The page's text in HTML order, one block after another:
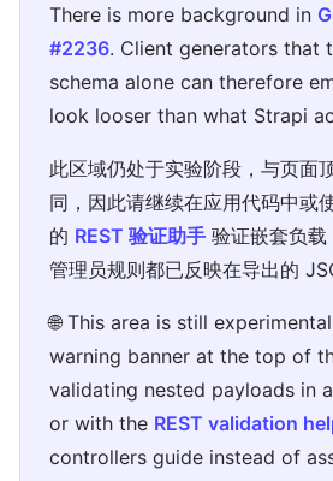
There is more background in
#2236. Client generators that
schema alone can therefore
look looser than what Strapi
此区域仍处于实验阶段，与页面
同，因此请继续在应用代码中或
的 REST 验证助手 验证嵌套负载
管理员规则都已反映在导出的
🌐 This area is still
warning banner at the top of
validating nested payloads in
or with the REST validation
controllers guide instead of